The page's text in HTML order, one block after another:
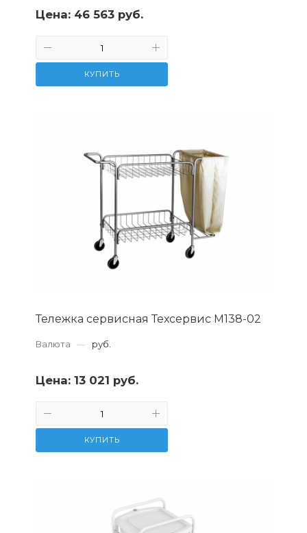
Цена: 46 563 руб.
КУПИТЬ
Тележка сервисная Техсервис М138-02
Валюта — руб.
Цена: 13 021 руб.
КУПИТЬ